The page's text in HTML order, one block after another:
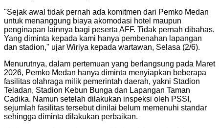
"Sejak awal tidak pernah ada komitmen dari Pemko Medan
untuk menanggung biaya akomodasi hotel maupun
penginapan lainnya bagi peserta AFF. Tidak pernah dibahas.
Yang diminta kepada kami hanya pembenahan lapangan
dan stadion," ujar Wiriya kepada wartawan, Selasa (2/6).
Menurutnya, dalam pertemuan yang berlangsung pada Maret
2026, Pemko Medan hanya diminta menyiapkan beberapa
fasilitas olahraga milik pemerintah daerah, yakni Stadion
Teladan, Stadion Kebun Bunga dan Lapangan Taman
Cadika. Namun setelah dilakukan inspeksi oleh PSSI,
sejumlah fasilitas tersebut dinilai belum memenuhi standar
sehingga diminta dilakukan perbaikan.